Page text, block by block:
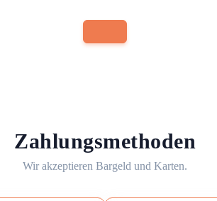
Zahlungsmethoden
Wir akzeptieren Bargeld und Karten.